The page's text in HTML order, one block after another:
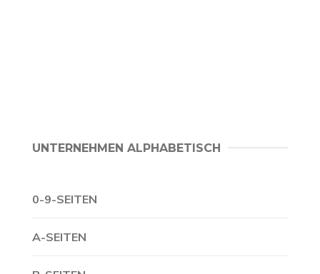
UNTERNEHMEN ALPHABETISCH
0-9-SEITEN
A-SEITEN